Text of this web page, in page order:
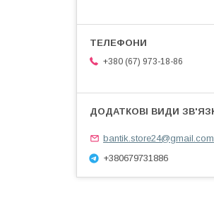
+380 (67) 973-18-86
bantik.store24@gmail.com
+380679731886